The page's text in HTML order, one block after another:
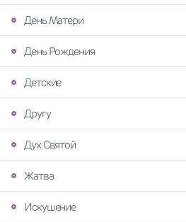
День Матери
День Рождения
Детские
Другу
Дух Святой
Жатва
Искушение